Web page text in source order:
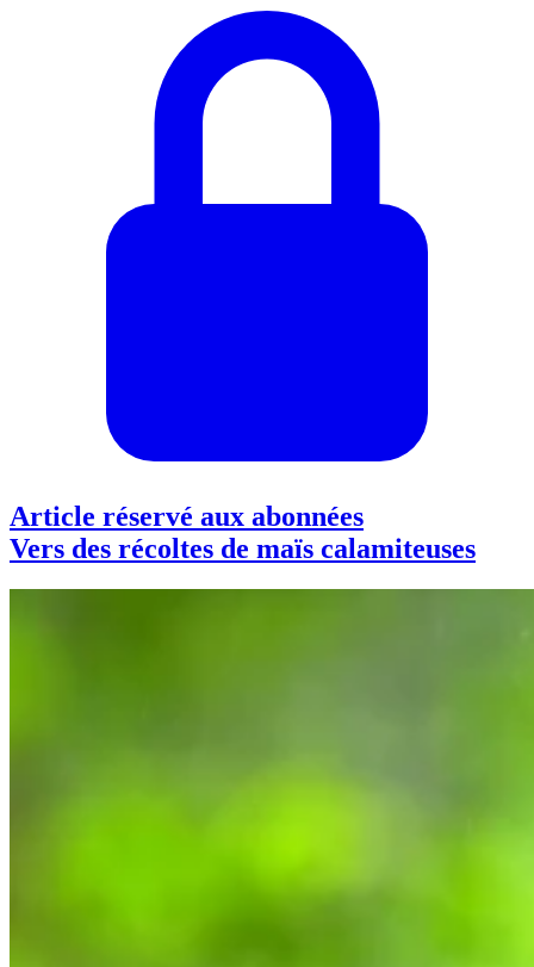
Article réservé aux abonnées
Vers des récoltes de maïs calamiteuses